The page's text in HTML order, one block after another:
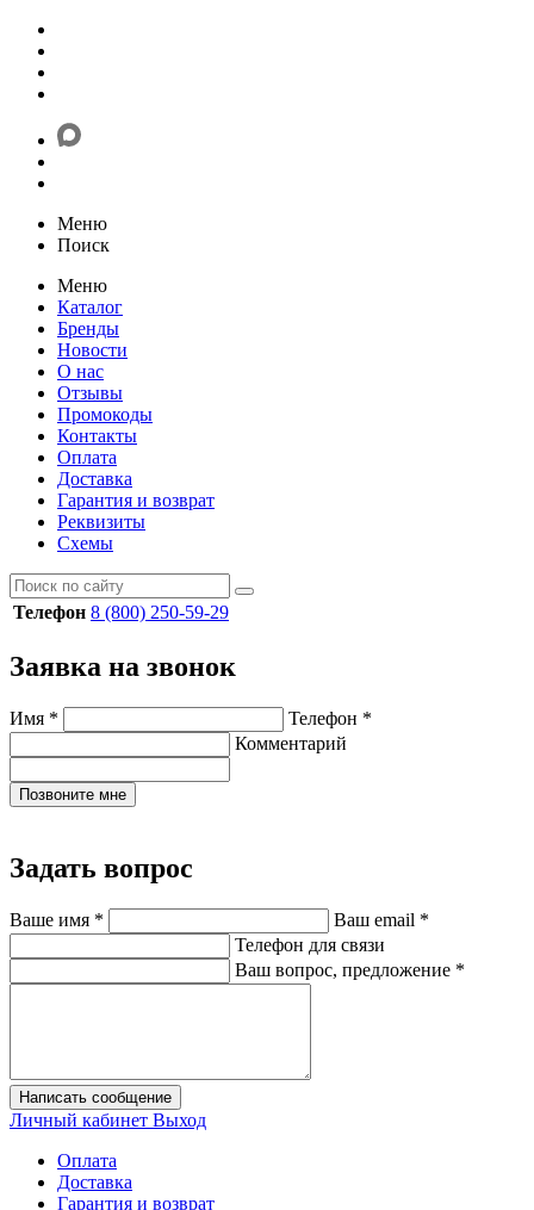
Меню
Поиск
Меню
Каталог
Бренды
Новости
О нас
Отзывы
Промокоды
Контакты
Оплата
Доставка
Гарантия и возврат
Реквизиты
Схемы
Телефон 8 (800) 250-59-29
Заявка на звонок
Имя * Телефон *
Комментарий
Позвоните мне
Задать вопрос
Ваше имя * Ваш email *
Телефон для связи
Ваш вопрос, предложение *
Написать сообщение
Личный кабинет Выход
Оплата
Доставка
Гарантия и возврат